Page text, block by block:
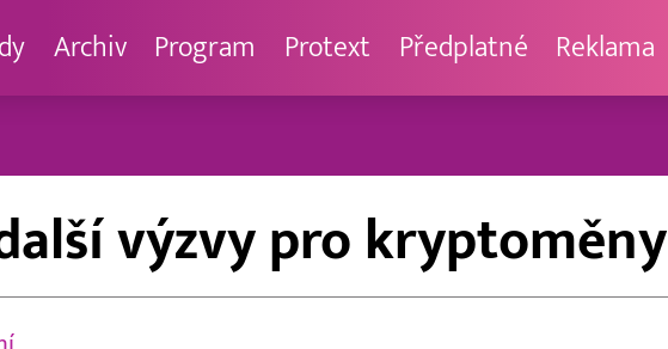
Archiv Program Protext Předplatné Reklama
výzvy pro kryptoměny